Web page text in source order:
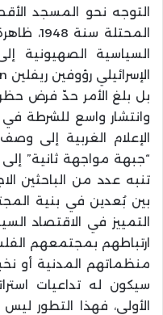
التوجه نحو المسجد
المحتلة
السياسية الصهيونية
بل بلغ الأمر حدّ فرض
وانتشار واسع للشرطة
الإعلام الغربية إلى
تنبه عدد من الباحثين
بين بُعدين في بنية
التمييز في الاقتصاد
ارتباطهم بمجتمعهم
سيكون له تداعيات
الأولى، فهذا التطور